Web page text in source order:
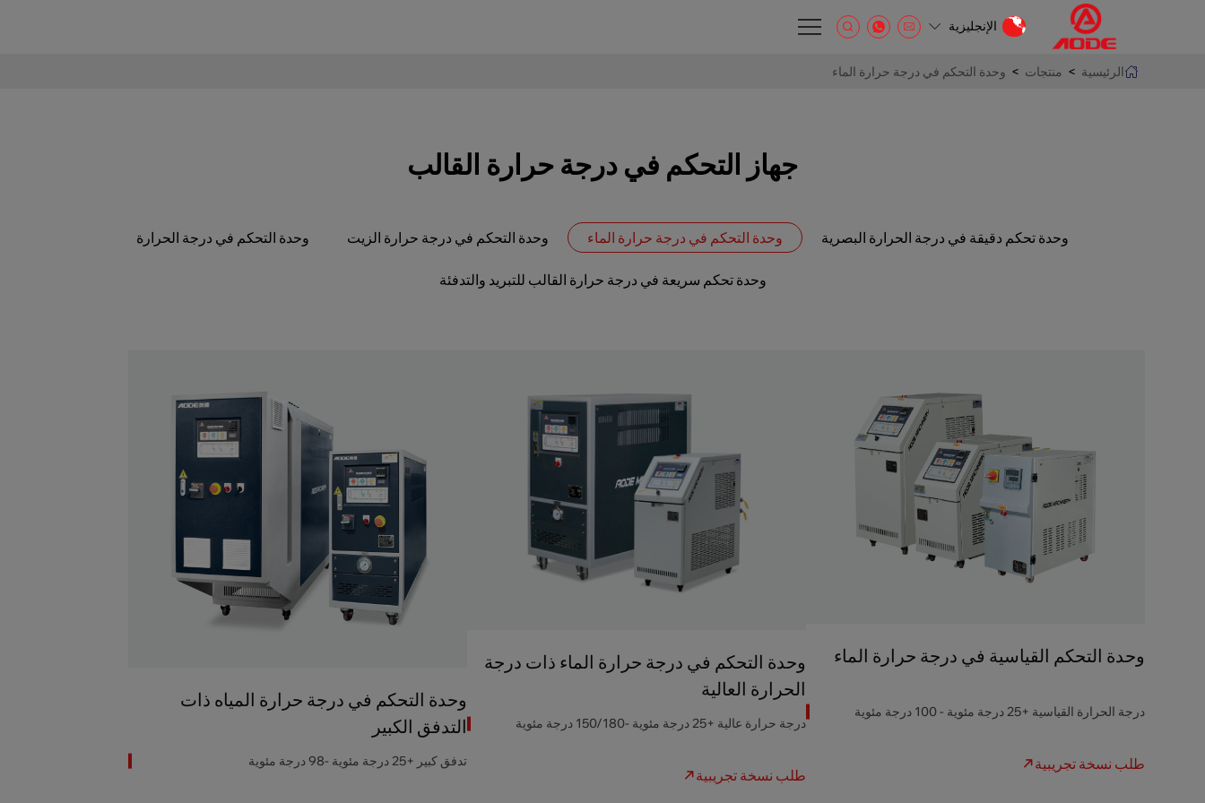
الإنجليزية
الإنجليزية الرئيسية > منتجات > وحدة التحكم في درجة حرارة الماء
جهاز التحكم في درجة حرارة القالب
وحدة تحكم دقيقة في درجة الحرارة البصرية وحدة التحكم في درجة حرارة الماء وحدة التحكم في درجة حرارة الزيت وحدة التحكم في درجة الحرارة
وحدة تحكم سريعة في درجة حرارة القالب للتبريد والتدفئة
وحدة التحكم القياسية في درجة حرارة الماء
درجة الحرارة القياسية +25 درجة مئوية - 100 درجة مئوية
طلب نسخة تجريبية
وحدة التحكم في درجة حرارة الماء ذات درجة
الحرارة العالية
درجة حرارة عالية +25 درجة مئوية -150/180 درجة مئوية
طلب نسخة تجريبية
وحدة التحكم في درجة حرارة المياه ذات
التدفق الكبير
تدفق كبير +25 درجة مئوية -98 درجة مئوية